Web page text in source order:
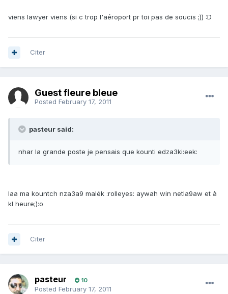
viens lawyer viens (si c trop l'aéroport pr toi pas de soucis ;)) :D
Citer
Guest fleure bleue
Posted February 17, 2011
pasteur said:
nhar la grande poste je pensais que kounti edza3ki:eek:
laa ma kountch nza3a9 malék :rolleyes: aywah win netla9aw et à
kl heure;):o
Citer
pasteur 10
Posted February 17, 2011